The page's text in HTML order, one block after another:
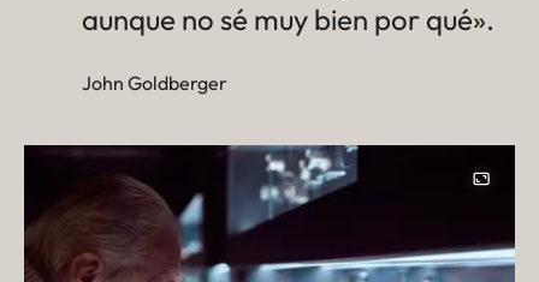
aunque no sé muy bien por qué».
John Goldberger